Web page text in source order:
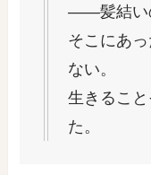
――髪結い
そこにあ
ない。
生きるこ
た。